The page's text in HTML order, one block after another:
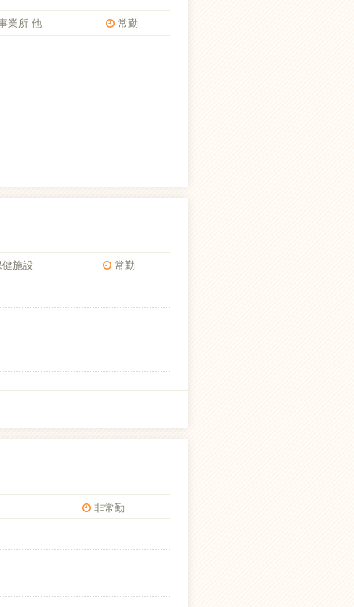
業所 他 常勤
施設 常勤
非常勤